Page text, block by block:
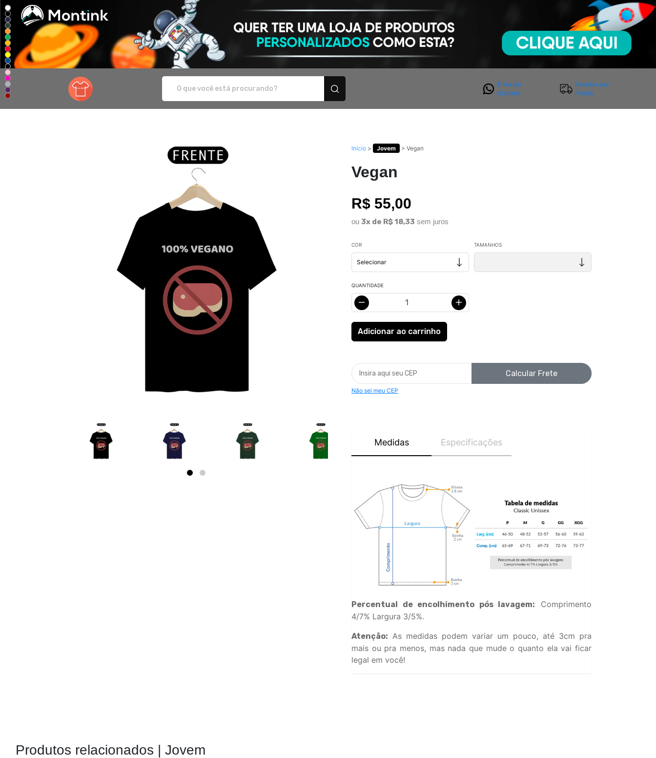
Entre em
Contato
Rastreie seu
Pedido
Início > Jovem > Vegan
Vegan
R$ 55,00
ou 3x de R$ 18,33 sem juros
COR TAMANHOS
QUANTIDADE
Calcular Frete
Não sei meu CEP
Medidas Especificações
Percentual de encolhimento pós lavagem:
Comprimento
4/7% Largura 3/5%.
Atenção: As medidas podem variar um pouco, até 3cm pra
mais ou pra menos, mas nada que mude o quanto ela vai ficar
legal em você!
Produtos relacionados | Jovem